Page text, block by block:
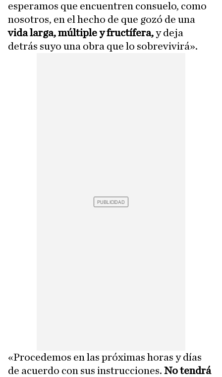
esperamos que encuentren consuelo, como
nosotros, en el hecho de que gozó de una
vida larga, múltiple y fructífera,y deja
detrás suyo una obra que lo sobrevivirá».
«Procedemos en las próximas horas y días
de acuerdo con sus instrucciones. No tendrá